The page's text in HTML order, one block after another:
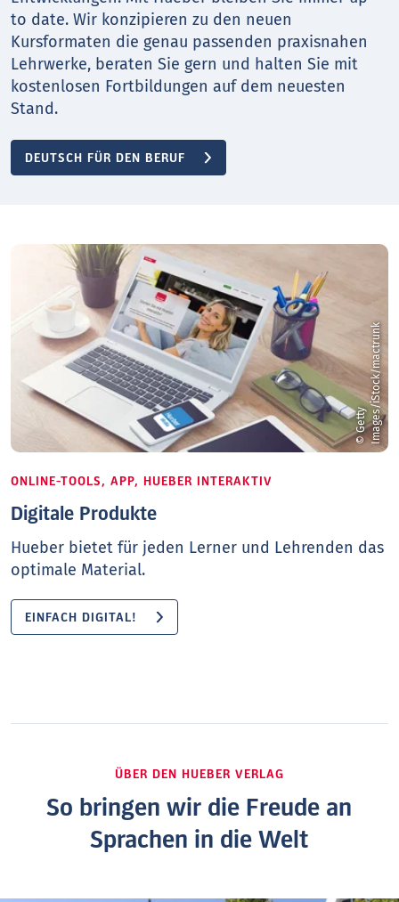
to date. Wir konzipieren zu den neuen
Kursformaten die genau passenden praxisnahen
Lehrwerke, beraten Sie gern und halten Sie mit
kostenlosen Fortbildungen auf dem neuesten
Stand.
DEUTSCH FÜR DEN BERUF
©
G
e
t
t
y
I
m
a
g
e
s
/
i
S
t
o
c
k
/
m
a
c
t
r
u
nk
ONLINE-TOOLS, APP, HUEBER INTERAKTIV
Digitale Produkte
Hueber bietet für jeden Lerner und Lehrenden das
optimale Material.
EINFACH DIGITAL!
ÜBER DEN HUEBER VERLAG
So bringen wir die Freude an
Sprachen in die Welt